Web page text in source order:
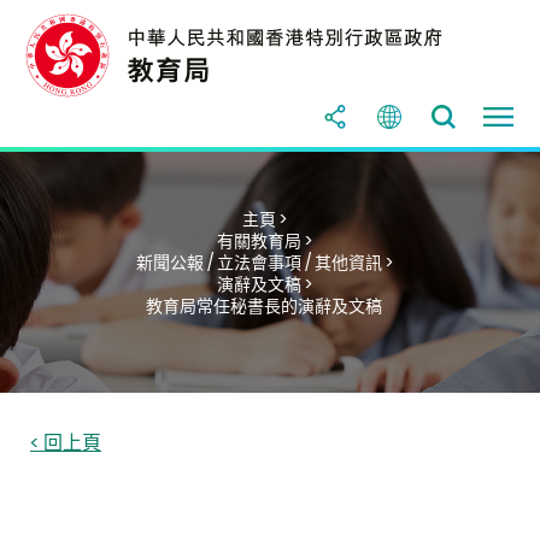
主頁 >
有關教育局 >
新聞公報 / 立法會事項 / 其他資訊 >
演辭及文稿 >
教育局常任秘書長的演辭及文稿
< 回上頁